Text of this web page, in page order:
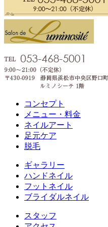
コンセプト
メニュー・料金
ネイルアート
足元ケア
脱毛
ギャラリー
ハンドネイル
フットネイル
ブライダルネイル
スタッフ